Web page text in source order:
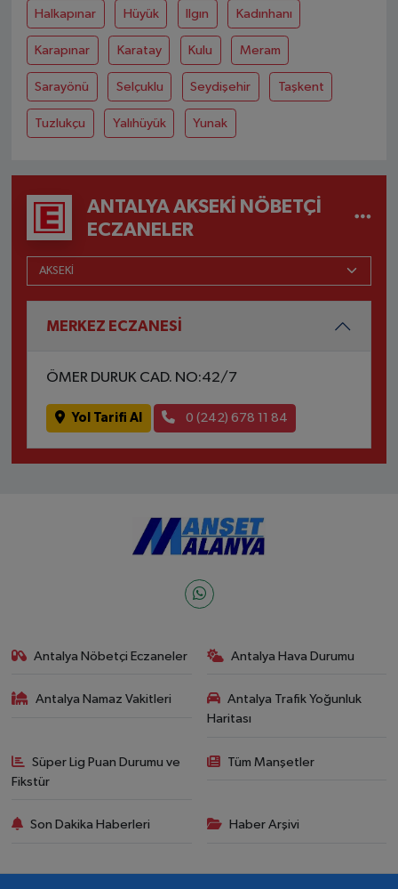
Halkapınar Hüyük Ilgın Kadınhanı
Karapınar Karatay Kulu Meram
Sarayönü Selçuklu Seydişehir Taşkent
Tuzlukçu Yalıhüyük Yunak
ANTALYA AKSEKI NÖBETÇI
ECZANELER
MERKEZ ECZANESİ
ÖMER DURUK CAD. NO:42/7
Yol Tarifi Al 0 (242) 678 11 84
Antalya Nöbetçi Eczaneler Antalya Hava Durumu
Antalya Namaz Vakitleri
Antalya Trafik Yoğunluk
Haritası
Süper Lig Puan Durumu ve
Fikstür
Tüm Manşetler
Son Dakika Haberleri Haber Arşivi